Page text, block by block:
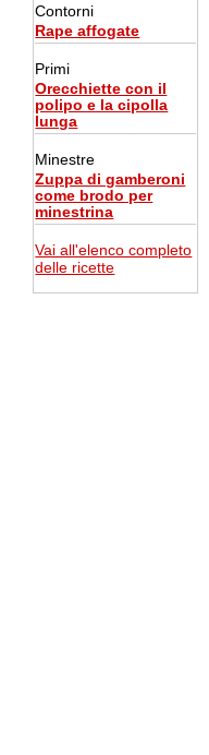
Contorni
Rape affogate
Primi
Orecchiette con il
polipo e la cipolla
lunga
Minestre
Zuppa di gamberoni
come brodo per
minestrina
Vai all'elenco completo
delle ricette